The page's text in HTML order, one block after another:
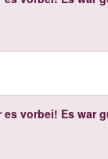
es vorbei! Es